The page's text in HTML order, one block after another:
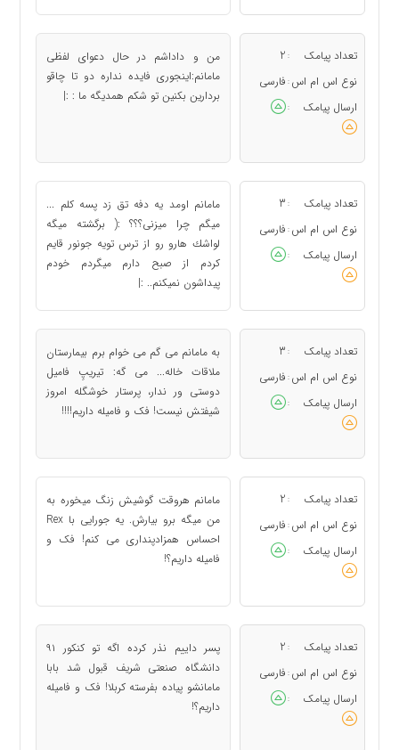
تعداد پیامک :
2
نوع اس ام اس : فارسی
ارسال پیامک
:
من و داداشم در حال دعوای لفظی
مامانم:اینجوری فایده نداره دو تا چاقو
بردارین بکنین تو شکم همدیگه ما : :|
تعداد پیامک :
3
نوع اس ام اس : فارسی
ارسال پیامک
:
مامانم اومد یه دفه تق زد پسه کلم ...
میگم چرا میزنی؟؟؟ :( برگشته میگه
لواشك هارو رو از ترس تویه جونور قایم
کردم از صبح دارم میگردم خودم
پیداشون نمیکنم.. :|
تعداد پیامک :
3
نوع اس ام اس : فارسی
ارسال پیامک
:
به مامانم می گم می خوام برم بیمارستان
ملاقات خاله... می گه: تیریپِ فامیل
دوستی ور ندار، پرستار خوشگله امروز
شیفتش نیست! فک و فامیله داریم!!!!
تعداد پیامک :
2
نوع اس ام اس : فارسی
ارسال پیامک
:
مامانم هروقت گوشیش زنگ میخوره به
من میگه برو بیارش. یه جورایی با Rex
احساس همزادپنداری می کنم! فک و
فامیله داریم؟!
تعداد پیامک :
2
نوع اس ام اس : فارسی
ارسال پیامک
:
پسر داییم نذر کرده اگه تو کنکور ۹۱
دانشگاه صنعتی شریف قبول شد بابا
مامانشو پیاده بفرسته کربلا! فک و فامیله
داریم؟!